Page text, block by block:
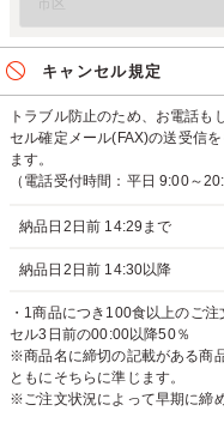
キャンセル規定
トラブル防止のため、お電話も
セル確定メール(FAX)の送受信
ます。
（電話受付時間：平日 9:00～
納品日2日前 14:29まで
納品日2日前 14:30以降
・1商品につき100食以上のご
セル3日前の00:00以降50％
※商品名に締切の記載がある商
ともにそちらに準じます。
※ご注文状況によって早期に締